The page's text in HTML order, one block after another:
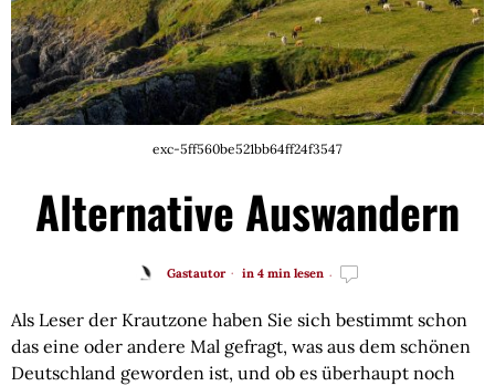
exc-5ff560be521bb64ff24f3547
Alternative Auswandern
Gastautor in 4 min lesen
Als Leser der Krautzone haben Sie sich bestimmt schon
das eine oder andere Mal gefragt, was aus dem schönen
Deutschland geworden ist, und ob es überhaupt noch